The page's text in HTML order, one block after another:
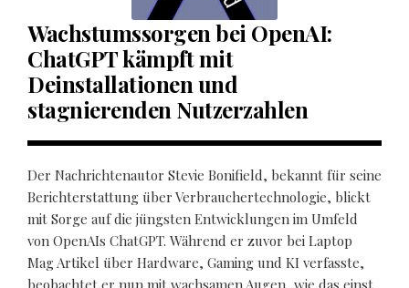
Wachstumssorgen bei OpenAI:
ChatGPT kämpft mit
Deinstallationen und
stagnierenden Nutzerzahlen
Der Nachrichtenautor Stevie Bonifield, bekannt für seine
Berichterstattung über Verbrauchertechnologie, blickt
mit Sorge auf die jüngsten Entwicklungen im Umfeld
von OpenAIs ChatGPT. Während er zuvor bei Laptop
Mag Artikel über Hardware, Gaming und KI verfasste,
beobachtet er nun mit wachsamen Augen, wie das einst